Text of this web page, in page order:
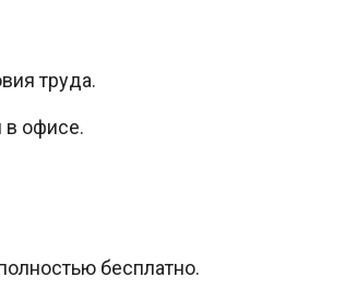
труда.
в офисе.
бесплатно.